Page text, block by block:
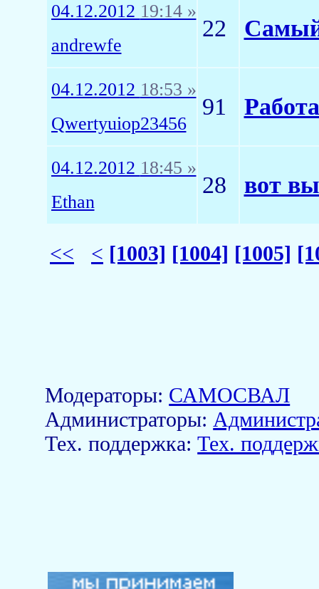
04.12.2012 19:14 »
andrewfe
22 Самый
04.12.2012 18:53 »
Qwertyuiop23456
91
04.12.2012 18:45 »
Ethan
28 вот
<< < [1003] [1004] [1005]
Модераторы: САМОСВАЛ
Aдминистраторы:
Тех. поддержка:Тех.